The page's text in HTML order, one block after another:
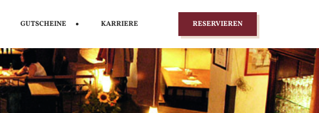
GUTSCHEINE KARRIERE RESERVIEREN